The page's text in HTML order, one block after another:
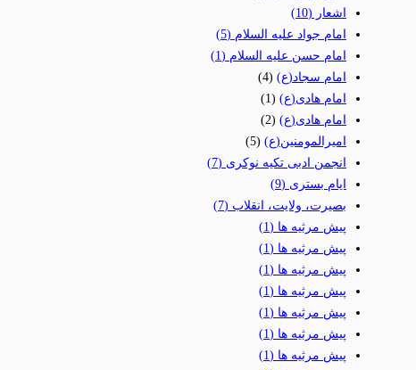
اشعار (10)
امام جواد علیه السلام (5)
امام حسن علیه السلام (1)
امام سجاد(ع) (4)
امام هادی(ع) (1)
امام هادی(ع) (2)
امیرالمومنین(ع) (5)
انجمن ادبی تکیه نوکری (7)
ایام بستری (9)
بصیرت، ولایت، انقلاب (7)
پیش مرثیه ها (1)
پیش مرثیه ها (1)
پیش مرثیه ها (1)
پیش مرثیه ها (1)
پیش مرثیه ها (1)
پیش مرثیه ها (1)
پیش مرثیه ها (1)